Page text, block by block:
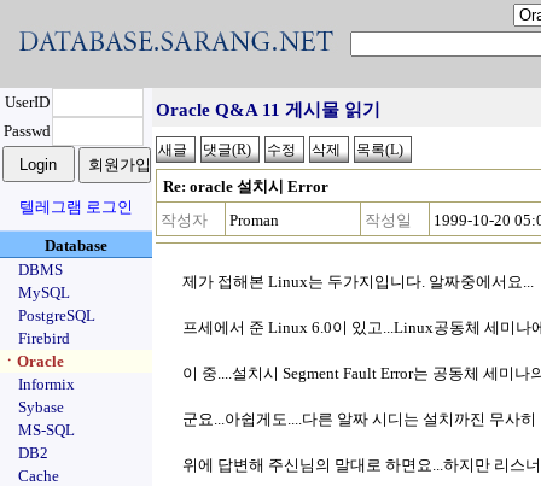
UserID
Passwd
텔레그램 로그인
Database
DBMS
MySQL
PostgreSQL
Firebird
ㆍOracle
Informix
Sybase
MS-SQL
DB2
Cache
Oracle Q&A 11 게시물 읽기
Re: oracle 설치시 Error
작성자
Proman 작성일 1999-10-20
제가 접해본 Linux는 두가지입니다. 알짜중에서요...
프세에서 준 Linux 6.0이 있고...Linux공동체 세미나
이 중....설치시 Segment Fault Error는 공동체 세미나
군요...아쉽게도....다른 알짜 시디는 설치까진 무사히
위에 답변해 주신님의 말대로 하면요...하지만 리스